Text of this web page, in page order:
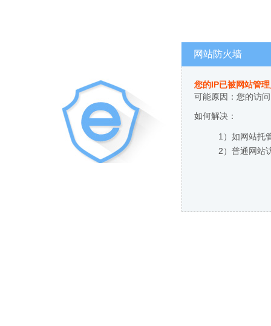
网站防火墙
您的IP已被网站管
可能原因：您的访
如何解决：
1）如网站托
2）普通网站